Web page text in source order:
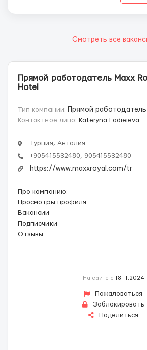
Смотреть все
Прямой работодатель Maxx
Hotel
Тип компании:
Прямой работодатель
Контактное лицо: Kateryna Fadieieva
Турция, Анталия
+905415532480, 905415532480
https://www.maxxroyal.com/tr
Про компанию:
Просмотры профиля
Вакансии
Подписчики
Отзывы
На сайте с 18.11.2024
Пожаловаться
Заблокировать
Поделиться